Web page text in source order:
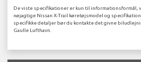
De viste specifikationer er kun til informationsformål,
nøjagtige Nissan X-Trail køretøjsmodel og
specifikke detaljer bør du kontakte det givne
Gaulle Lufthavn.